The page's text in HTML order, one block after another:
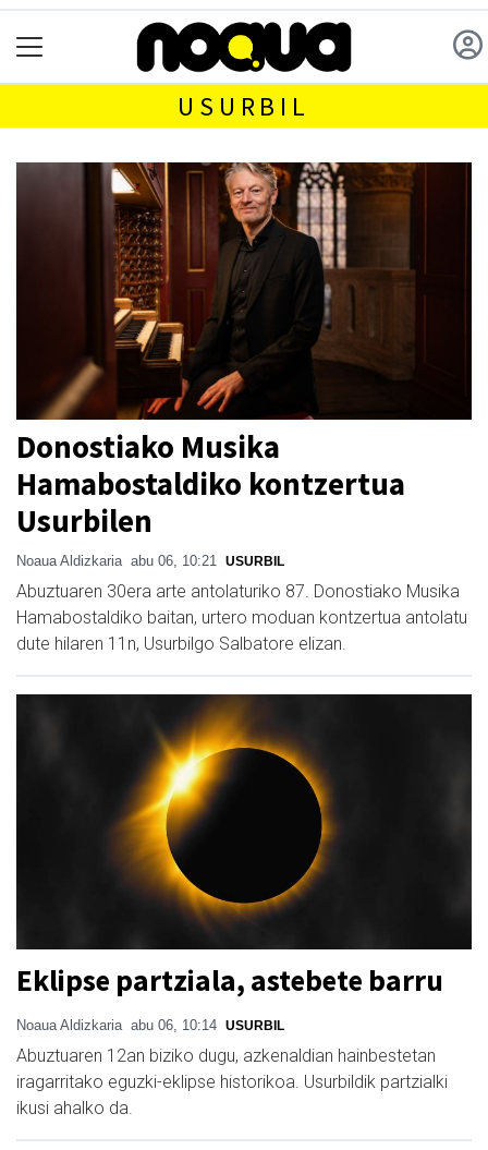
USURBIL
Donostiako Musika
Hamabostaldiko kontzertua
Usurbilen
Noaua Aldizkaria abu 06, 10:21 USURBIL
Abuztuaren 30era arte antolaturiko 87. Donostiako Musika
Hamabostaldiko baitan, urtero moduan kontzertua antolatu
dute hilaren 11n, Usurbilgo Salbatore elizan.
Eklipse partziala, astebete barru
Noaua Aldizkaria abu 06, 10:14 USURBIL
Abuztuaren 12an biziko dugu, azkenaldian hainbestetan
iragarritako eguzki-eklipse historikoa. Usurbildik partzialki
ikusi ahalko da.